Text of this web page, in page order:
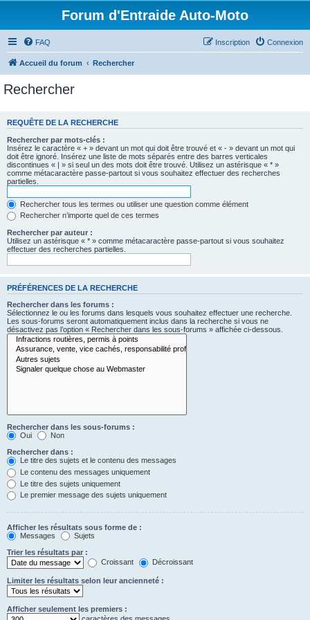
Forum d'Entraide Auto-Moto
FAQ Connexion
Inscription
Accueil du forum Rechercher
Rechercher
REQUÊTE DE LA RECHERCHE
Rechercher par mots-clés :
Insérez le caractère « + » devant un mot qui doit être trouvé et « - » devant un mot qui
doit être ignoré. Insérez une liste de mots séparés entre des barres verticales
discontinues « | » si seul un des mots doit être trouvé. Utilisez un astérisque « * »
comme métacaractère passe-partout si vous souhaitez effectuer des recherches
partielles.
Rechercher tous les termes ou utiliser une question comme élément
Rechercher n’importe quel de ces termes
Rechercher par auteur :
Utilisez un astérisque « * » comme métacaractère passe-partout si vous souhaitez
effectuer des recherches partielles.
PRÉFÉRENCES DE LA RECHERCHE
Rechercher dans les forums :
Sélectionnez le ou les forums dans lesquels vous souhaitez effectuer une recherche.
Les sous-forums seront automatiquement inclus dans la recherche si vous ne
désactivez pas l’option « Rechercher dans les sous-forums » affichée ci-dessous.
Rechercher dans les sous-forums :
Oui
Non
Rechercher dans :
Le titre des sujets et le contenu des messages
Le contenu des messages uniquement
Le titre des sujets uniquement
Le premier message des sujets uniquement
Afficher les résultats sous forme de :
Messages
Sujets
Trier les résultats par :
Croissant
Décroissant
Limiter les résultats selon leur ancienneté :
Afficher seulement les premiers :